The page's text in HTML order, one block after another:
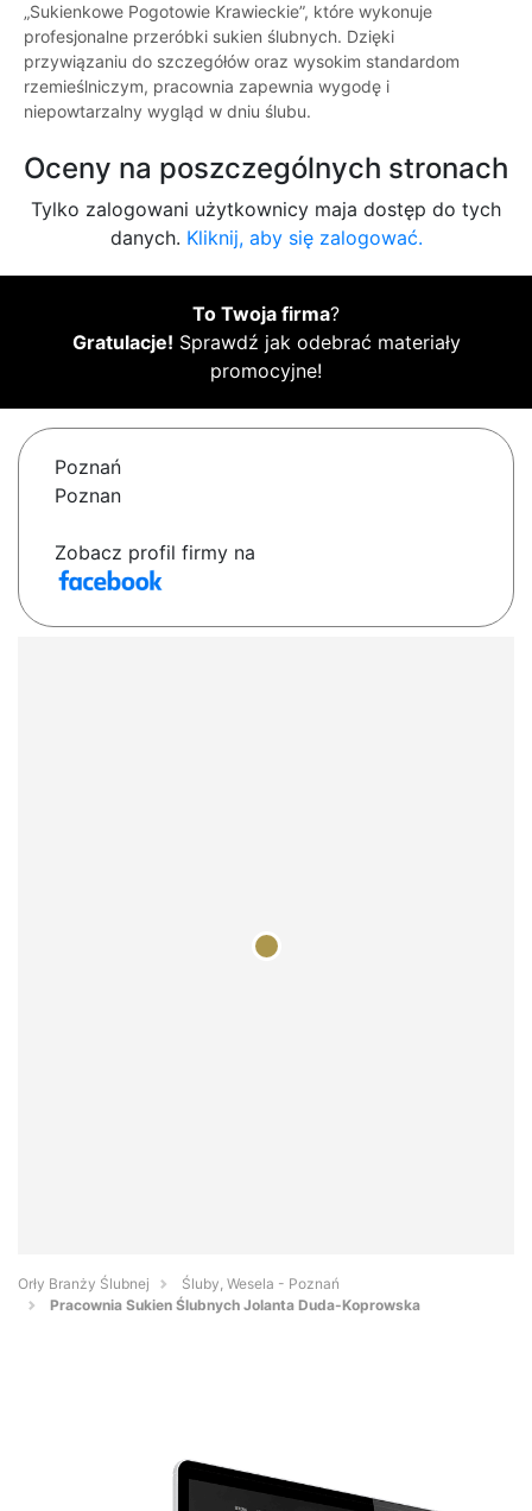
„Sukienkowe Pogotowie Krawieckie”, które wykonuje
profesjonalne przeróbki sukien ślubnych. Dzięki
przywiązaniu do szczegółów oraz wysokim standardom
rzemieślniczym, pracownia zapewnia wygodę i
niepowtarzalny wygląd w dniu ślubu.
Oceny na poszczególnych stronach
Tylko zalogowani użytkownicy maja dostęp do tych
danych. Kliknij, aby się zalogować.
To Twoja firma?
Gratulacje! Sprawdź jak odebrać materiały
promocyjne!
Poznań
Poznan
Zobacz profil firmy na
Orły Branży Ślubnej
Śluby, Wesela - Poznań
Pracownia Sukien Ślubnych Jolanta Duda-Koprowska